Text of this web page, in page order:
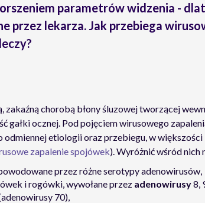
parametrów widzenia -
przez lekarza. Jak przebiega
zakaźną chorobą błony śluzowej tworzącej
gałki ocznej. Pod pojęciem wirusowego
etiologii oraz przebiegu, w większości
zapalenie spojówek). Wyróżnić wśród nich
przez różne serotypy adenowirusów,
i rogówki, wywołane przez adenowirusy8,
70),